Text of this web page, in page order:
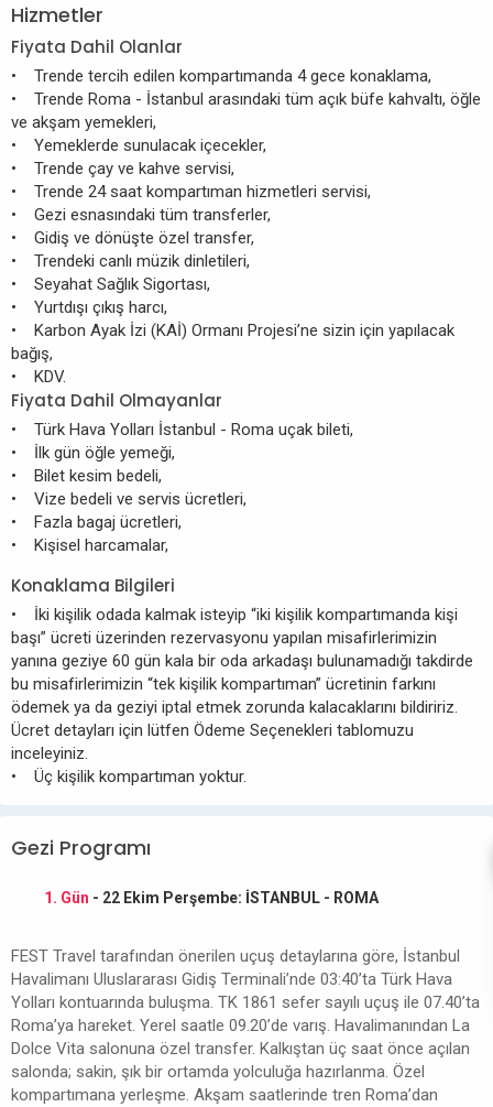
Hizmetler
Fiyata Dahil Olanlar
• Trende tercih edilen kompartımanda 4 gece konaklama,
• Trende Roma - İstanbul arasındaki tüm açık büfe kahvaltı, öğle
ve akşam yemekleri,
• Yemeklerde sunulacak içecekler,
• Trende çay ve kahve servisi,
• Trende 24 saat kompartıman hizmetleri servisi,
• Gezi esnasındaki tüm transferler,
• Gidiş ve dönüşte özel transfer,
• Trendeki canlı müzik dinletileri,
• Seyahat Sağlık Sigortası,
• Yurtdışı çıkış harcı,
• Karbon Ayak İzi (KAİ) Ormanı Projesi’ne sizin için yapılacak
bağış,
• KDV.
Fiyata Dahil Olmayanlar
• Türk Hava Yolları İstanbul - Roma uçak bileti,
• İlk gün öğle yemeği,
• Bilet kesim bedeli,
• Vize bedeli ve servis ücretleri,
• Fazla bagaj ücretleri,
• Kişisel harcamalar,
Konaklama Bilgileri
• İki kişilik odada kalmak isteyip “iki kişilik kompartımanda kişi
başı” ücreti üzerinden rezervasyonu yapılan misafirlerimizin
yanına geziye 60 gün kala bir oda arkadaşı bulunamadığı takdirde
bu misafirlerimizin “tek kişilik kompartıman” ücretinin farkını
ödemek ya da geziyi iptal etmek zorunda kalacaklarını bildiririz.
Ücret detayları için lütfen Ödeme Seçenekleri tablomuzu
inceleyiniz.
• Üç kişilik kompartıman yoktur.
Gezi Programı
1. Gün - 22 Ekim Perşembe: İSTANBUL - ROMA
FEST Travel tarafından önerilen uçuş detaylarına göre, İstanbul
Havalimanı Uluslararası Gidiş Terminali’nde 03:40’ta Türk Hava
Yolları kontuarında buluşma. TK 1861 sefer sayılı uçuş ile 07.40’ta
Roma’ya hareket. Yerel saatle 09.20’de varış. Havalimanından La
Dolce Vita salonuna özel transfer. Kalkıştan üç saat önce açılan
salonda; sakin, şık bir ortamda yolculuğa hazırlanma. Özel
kompartımana yerleşme. Akşam saatlerinde tren Roma’dan